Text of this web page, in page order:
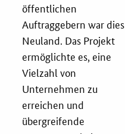
Fördermöglichkeiten
Service und Kontakt
Praxisbeispiele
Downloads
öffentlichen
Auftraggebern war dies
Neuland. Das Projekt
ermöglichte es, eine
Vielzahl von
Unternehmen zu
erreichen und
übergreifende